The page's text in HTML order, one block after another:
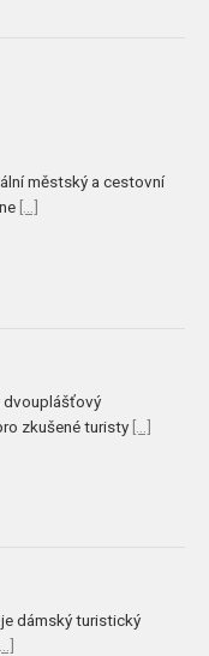
městský a cestovní
[...]
dvouplášťový
zkušené turisty [...]
dámský turistický